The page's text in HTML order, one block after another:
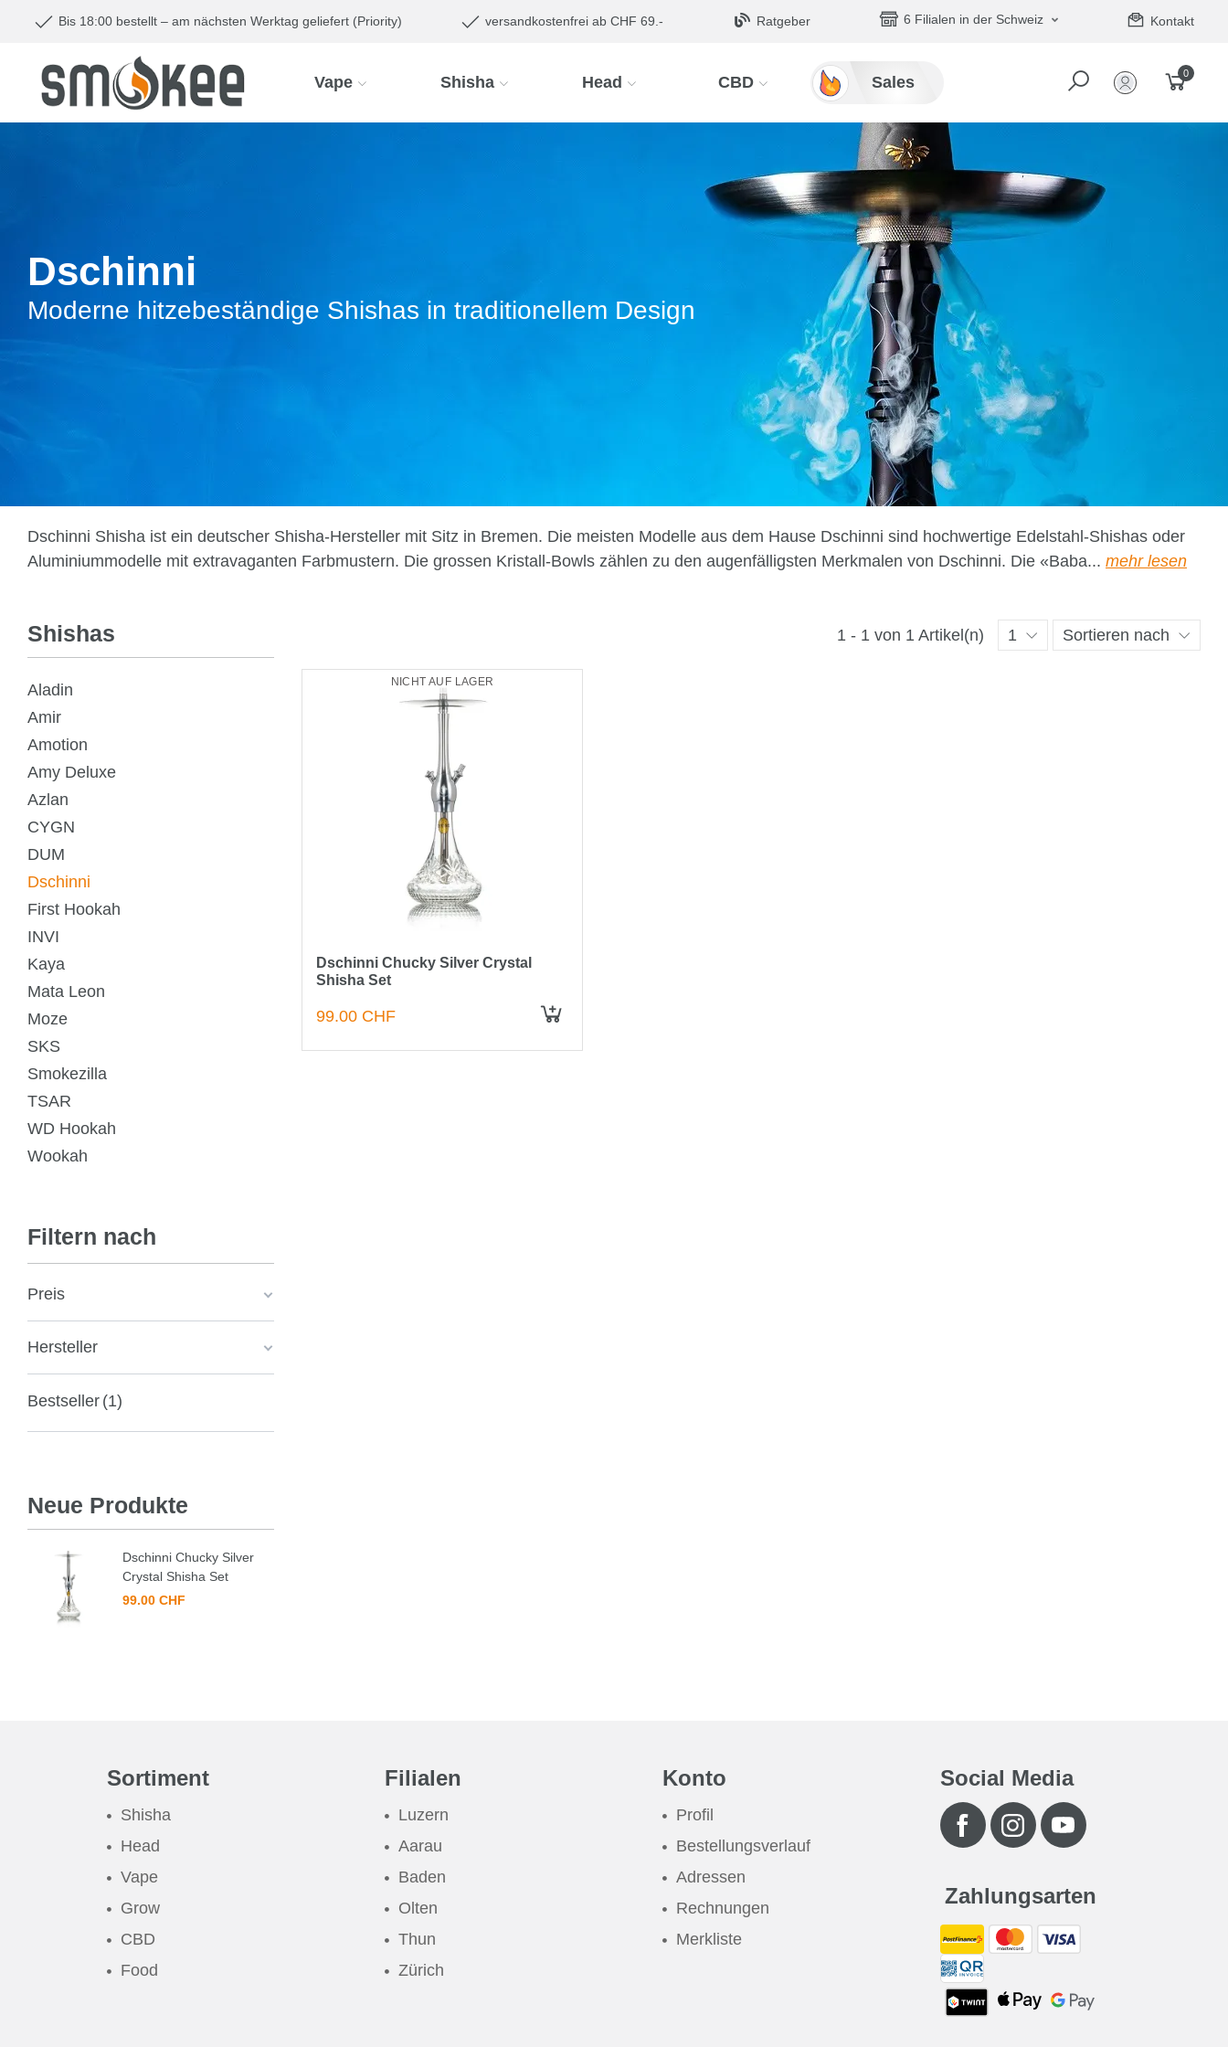
Bis 18:00 bestellt – am nächsten Werktag geliefert (Priority) versandkostenfrei ab CHF 69.- Ratgeber 6 Filialen in der Schweiz Kontakt
Vape Shisha Head CBD Sales
0
Dschinni
Moderne hitzebeständige Shishas in traditionellem Design
Dschinni Shisha ist ein deutscher Shisha-Hersteller mit Sitz in Bremen. Die meisten Modelle aus dem Hause Dschinni sind hochwertige Edelstahl-Shishas oder
Aluminiummodelle mit extravaganten Farbmustern. Die grossen Kristall-Bowls zählen zu den augenfälligsten Merkmalen von Dschinni. Die «Baba... mehr lesen
1 - 1 von 1 Artikel(n) 1 Sortieren nach
NICHT AUF LAGER
Dschinni Chucky Silver Crystal
Shisha Set
99.00 CHF
Shishas
Aladin
Amir
Amotion
Amy Deluxe
Azlan
CYGN
DUM
Dschinni
First Hookah
INVI
Kaya
Mata Leon
Moze
SKS
Smokezilla
TSAR
WD Hookah
Wookah
Filtern nach
Preis
Hersteller
Bestseller 1
Neue Produkte
Dschinni Chucky Silver
Crystal Shisha Set
99.00 CHF
Sortiment
Shisha
Head
Vape
Grow
CBD
Food
Filialen
Luzern
Aarau
Baden
Olten
Thun
Zürich
Konto
Profil
Bestellungsverlauf
Adressen
Rechnungen
Merkliste
Social Media
Zahlungsarten